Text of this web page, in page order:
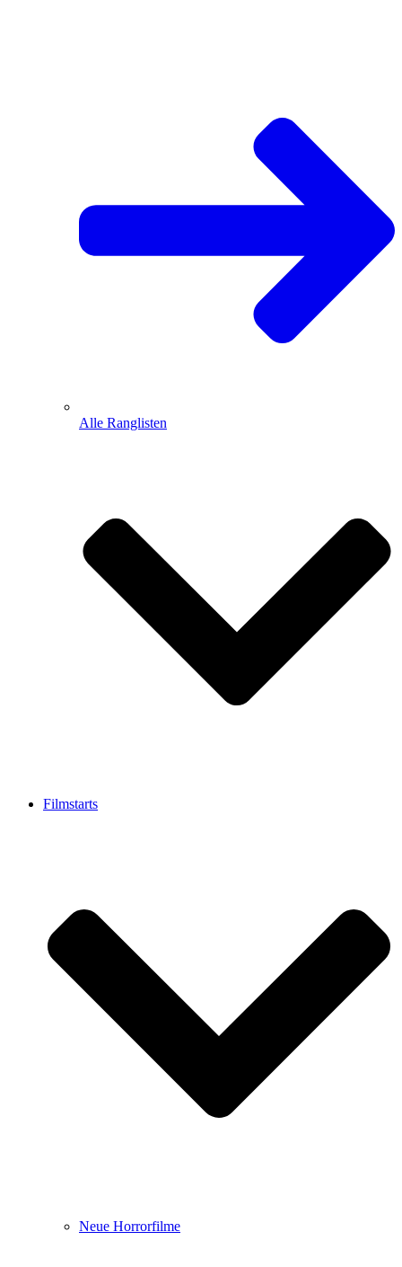
Alle Ranglisten
Filmstarts
Neue Horrorfilme